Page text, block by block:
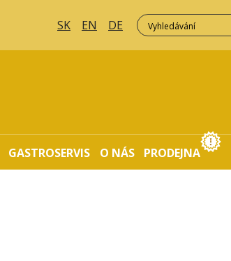
SK EN DE
GASTROSERVIS O NÁS PRODEJNA